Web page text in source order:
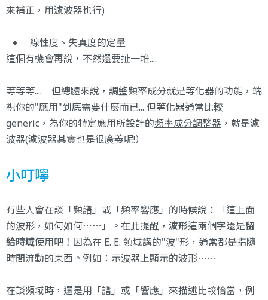
來補正，用濾波器也行)
線性度、失真度的定量
這個有機會再說，不然還要扯一堆....
等等等.... 但總體來說，調整頻率成分就是等化器的功能，端
視你的"應用"到底需要什麼而已... 但等化器通常比較
generic，為你的特定應用所設計的頻率成分調整器 ，就是濾
波器(濾波器其實也是很廣義呢!）
小叮嚀
有些人會在談「頻譜」或「頻率響應」的時候說：「這上面
的波形，如何如何⋯⋯」。在此提醒， 波形這兩個字還是留
給時域使用吧！因為在 E. E. 領域講的"波"形，通常都是指隨
時間流動的東西。例如：示波器上顯示的波形⋯⋯
在談頻域時，還是用「譜」或「響應」來描述比較恰當，例